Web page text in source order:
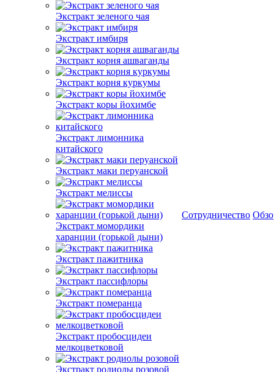
Экстракт зеленого чая
Экстракт имбиря
Экстракт корня ашваганды
Экстракт корня куркумы
Экстракт коры йохимбе
Экстракт лимонника
китайского
Экстракт маки перуанской
Экстракт мелиссы
Экстракт момордики
харанции (горькой дыни)
Экстракт пажитника
Экстракт пассифлоры
Экстракт померанца
Экстракт пробосцидеи
мелкоцветковой
Экстракт родиолы розовой
Сотрудничество